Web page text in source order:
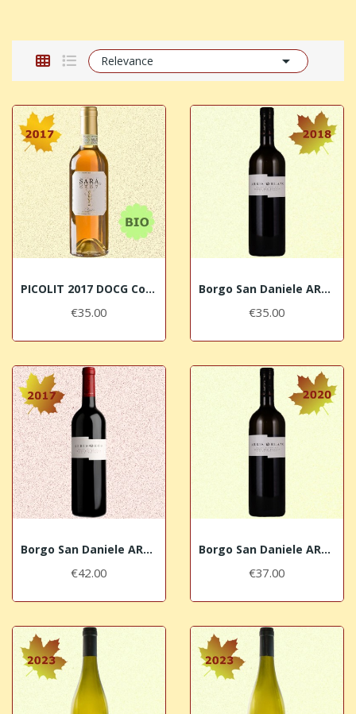
Relevance 
PICOLIT 2017 DOCG Colli Orientali del Friuli...
€35.00
Borgo San Daniele ARBIS BLANC 2018 IGT Venezia...
€35.00
Borgo San Daniele ARBIS RÒS 2017 DOC Isonzo del...
€42.00
Borgo San Daniele ARBIS BLANC 2020 IGT Venezia...
€37.00